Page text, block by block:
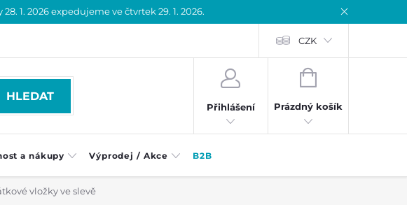
1. 2026 expedujeme ve čtvrtek 29. 1. 2026.
CZK
HLEDAT
Přihlášení
NÁKUPNÍ
Prázdný košík
a nákupy Výprodej / Akce B2B
vložky ve slevě